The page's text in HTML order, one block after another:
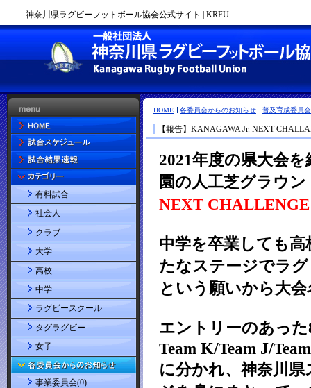
神奈川県ラグビーフットボール協会公式サイト | KRFU
HOME 各委員会からのお知らせ 普及育成委員会
【報告】KANAGAWA Jr. NEXT
有料試合
社会人
クラブ
大学
高校
中学
ラグビースクール
タグラグビー
女子
事業委員会(0)